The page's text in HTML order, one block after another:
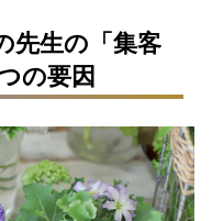
先生の「集客
の要因